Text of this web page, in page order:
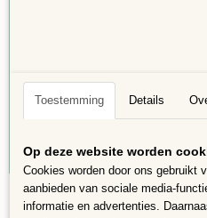
Darling Dotz Regenboog
Steentjes 250 gram
Darling Dotz Regenboog 250 gram
Toestemming Details
Op deze website worden
Cookies worden door ons gebruikt
aanbieden van sociale media-
informatie en advertenties.